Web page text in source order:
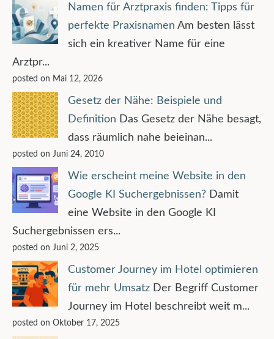
Namen für Arztpraxis finden: Tipps für
perfekte Praxisnamen Am besten lässt
sich ein kreativer Name für eine
Arztpr...
posted on Mai 12, 2026
Gesetz der Nähe: Beispiele und
Definition Das Gesetz der Nähe besagt,
dass räumlich nahe beieinan...
posted on Juni 24, 2010
Wie erscheint meine Website in den
Google KI Suchergebnissen? Damit
eine Website in den Google KI
Suchergebnissen ers...
posted on Juni 2, 2025
Customer Journey im Hotel optimieren
für mehr Umsatz Der Begriff Customer
Journey im Hotel beschreibt weit m...
posted on Oktober 17, 2025